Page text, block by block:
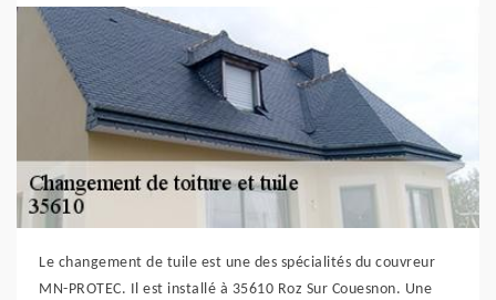
Le changement de tuile est une des spécialités du couvreur
MN-PROTEC. Il est installé à 35610 Roz Sur Couesnon. Une